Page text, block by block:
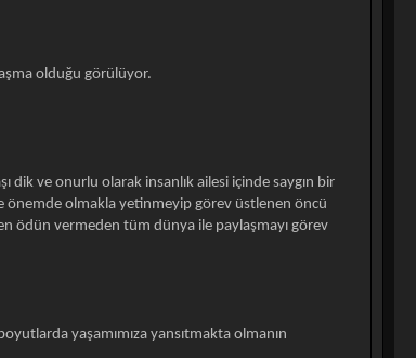
olduğu görülüyor.
dik ve onurlu olarak insanlık ailesi içinde saygın bir
önemde olmakla yetinmeyip görev üstlenen öncü
ödün vermeden tüm dünya ile paylaşmayı görev
yaşamımıza yansıtmakta olmanın